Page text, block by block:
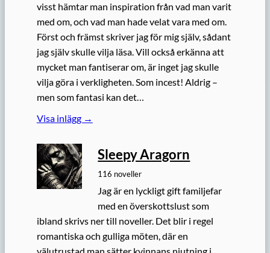
visst hämtar man inspiration från vad man varit
med om, och vad man hade velat vara med om.
Först och främst skriver jag för mig själv, sådant
jag själv skulle vilja läsa. Vill också erkänna att
mycket man fantiserar om, är inget jag skulle
vilja göra i verkligheten. Som incest! Aldrig –
men som fantasi kan det…
Visa inlägg →
Sleepy Aragorn
116 noveller
Jag är en lyckligt gift familjefar
med en överskottslust som
ibland skrivs ner till noveller. Det blir i regel
romantiska och gulliga möten, där en